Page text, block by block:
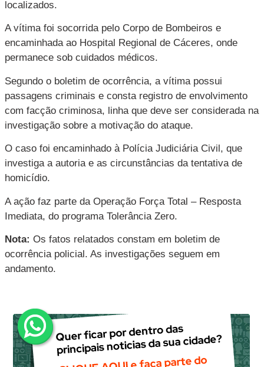
localizados.
A vítima foi socorrida pelo Corpo de Bombeiros e
encaminhada ao Hospital Regional de Cáceres, onde
permanece sob cuidados médicos.
Segundo o boletim de ocorrência, a vítima possui
passagens criminais e consta registro de envolvimento
com facção criminosa, linha que deve ser considerada na
investigação sobre a motivação do ataque.
O caso foi encaminhado à Polícia Judiciária Civil, que
investiga a autoria e as circunstâncias da tentativa de
homicídio.
A ação faz parte da Operação Força Total – Resposta
Imediata, do programa Tolerância Zero.
Nota: Os fatos relatados constam em boletim de
ocorrência policial. As investigações seguem em
andamento.